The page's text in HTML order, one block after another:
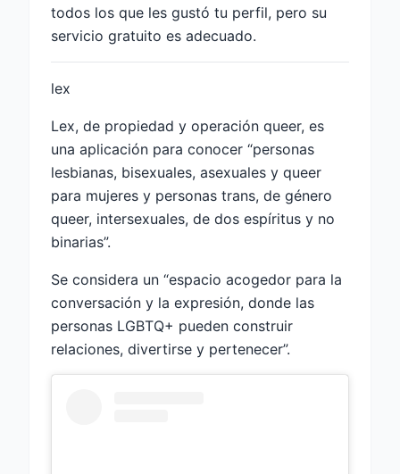
todos los que les gustó tu perfil, pero su
servicio gratuito es adecuado.
lex
Lex, de propiedad y operación queer, es
una aplicación para conocer “personas
lesbianas, bisexuales, asexuales y queer
para mujeres y personas trans, de género
queer, intersexuales, de dos espíritus y no
binarias”.
Se considera un “espacio acogedor para la
conversación y la expresión, donde las
personas LGBTQ+ pueden construir
relaciones, divertirse y pertenecer”.